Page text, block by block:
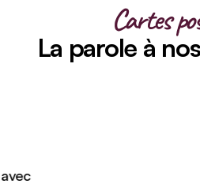
Cartes
La parole à